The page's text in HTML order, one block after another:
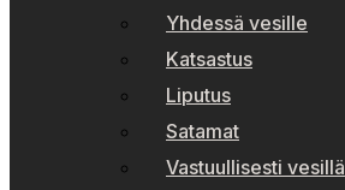
Yhdessä vesille
Katsastus
Liputus
Satamat
Vastuullisesti vesillä